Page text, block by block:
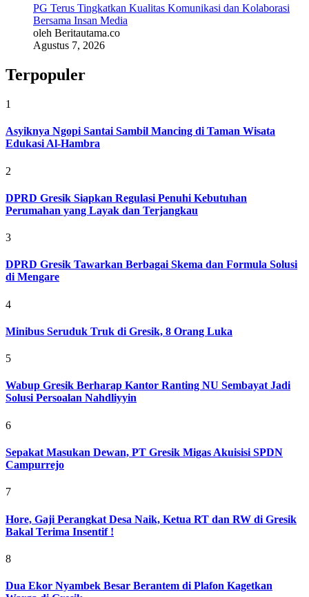
PG Terus Tingkatkan Kualitas Komunikasi dan Kolaborasi
Bersama Insan Media
oleh Beritautama.co
Agustus 7, 2026
Terpopuler
1
Asyiknya Ngopi Santai Sambil Mancing di Taman Wisata
Edukasi Al-Hambra
2
DPRD Gresik Siapkan Regulasi Penuhi Kebutuhan
Perumahan yang Layak dan Terjangkau
3
DPRD Gresik Tawarkan Berbagai Skema dan Formula Solusi
di Mengare
4
Minibus Seruduk Truk di Gresik, 8 Orang Luka
5
Wabup Gresik Berharap Kantor Ranting NU Sembayat Jadi
Solusi Persoalan Nahdliyyin
6
Sepakat Masukan Dewan, PT Gresik Migas Akuisisi SPDN
Campurrejo
7
Hore, Gaji Perangkat Desa Naik, Ketua RT dan RW di Gresik
Bakal Terima Insentif !
8
Dua Ekor Nyambek Besar Berantem di Plafon Kagetkan